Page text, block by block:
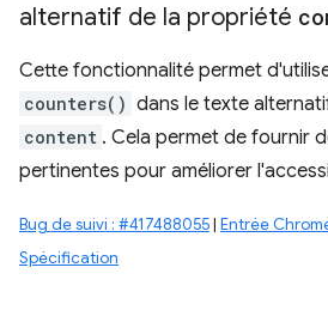
alternatif de la propriété
Cette fonctionnalité permet
counters() dans le texte
content . Cela permet de fournir
pertinentes pour améliorer
Bug de suivi : #417488055| Entrée
Spécification